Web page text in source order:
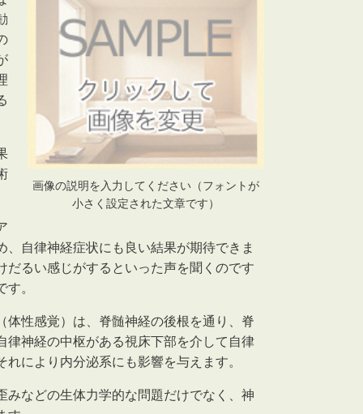
画像の説明を入力してください（フォントが
小さく設定された文章です）
自律神経症状にも良い結果が期待できま
るい感じがするといった声を聞くのです
。
性感覚）は、脊髄神経の後根を通り、脊
律神経の中枢がある視床下部を介して自律
により内分泌系にも影響を与えます。
みなどの生体力学的な問題だけでなく、神